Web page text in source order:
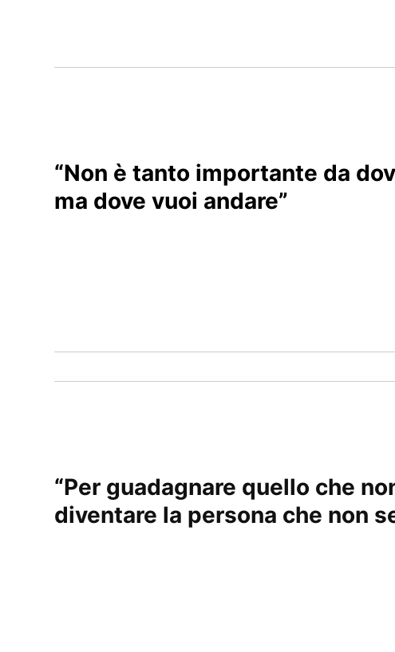
“Non è tanto importante da
ma dove vuoi andare”
“Per guadagnare quello che
diventare la persona che non